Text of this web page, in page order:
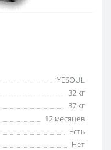
YESOUL
32 кг
37 кг
12 месяцев
Есть
Нет